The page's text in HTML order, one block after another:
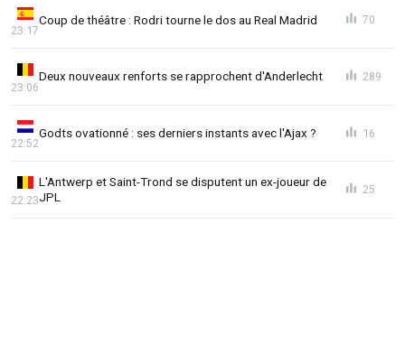
Coup de théâtre : Rodri tourne le dos au Real Madrid
23:17
70
Deux nouveaux renforts se rapprochent d'Anderlecht
23:06
289
Godts ovationné : ses derniers instants avec l'Ajax ?
22:52
16
L'Antwerp et Saint-Trond se disputent un ex-joueur de
JPL
22:23
25